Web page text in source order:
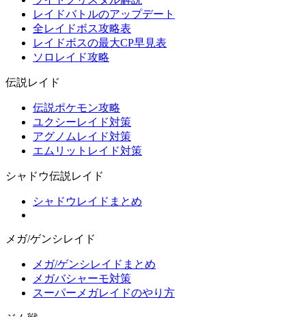
レイドバトルのアップデート
全レイドボス攻略表
レイドボスの最大CP早見表
ソロレイド攻略
伝説レイド
伝説ポケモン攻略
ユクシーレイド対策
アグノムレイド対策
エムリットレイド対策
シャドウ伝説レイド
シャドウレイドまとめ
メガ/ゲンシレイド
メガ/ゲンシレイドまとめ
メガバシャーモ対策
スーパーメガレイドのやり方